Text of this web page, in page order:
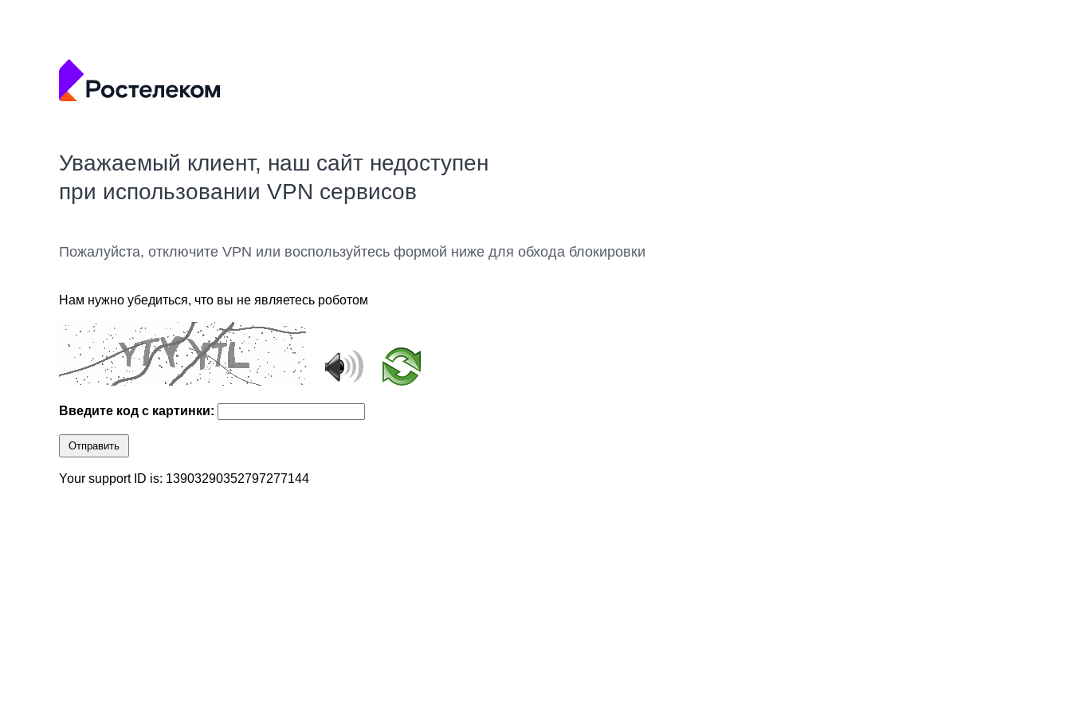
Уважаемый клиент, наш сайт недоступен
при использовании VPN сервисов
Пожалуйста, отключите VPN или воспользуйтесь формой ниже для обхода блокировки
Нам нужно убедиться, что вы не являетесь роботом
Введите код с картинки:
Отправить
Your support ID is: 13903290352797277144